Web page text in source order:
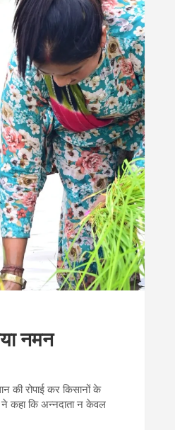
नमन
की रोपाई कर किसानों के
ने कहा कि अन्नदाता न केवल